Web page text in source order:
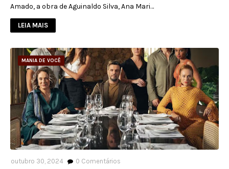
Amado, a obra de Aguinaldo Silva, Ana Mari…
LEIA MAIS
MANIA DE VOCÊ
outubro 30, 2024 0 Comentários